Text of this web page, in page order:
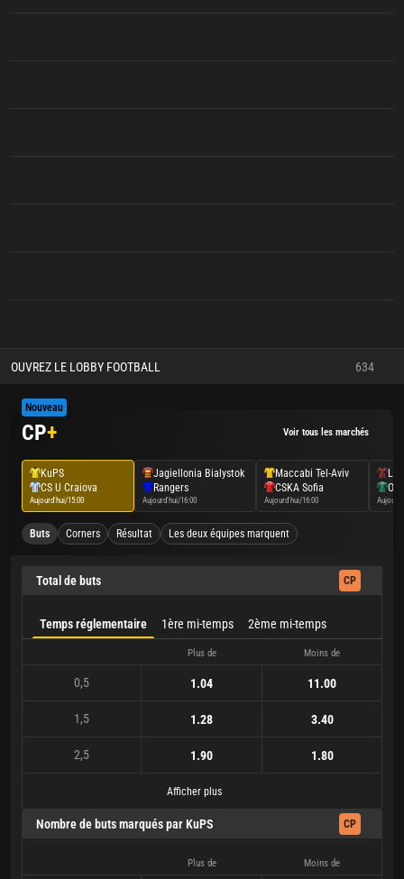
OUVREZ LE LOBBY FOOTBALL 634
Nouveau
CP+ Voir tous les marchés
KuPS
CS U Craiova
Aujourd'hui/15:00
Jagiellonia Bialystok
Rangers
Aujourd'hui/16:00
Maccabi Tel-Aviv
CSKA Sofia
Aujourd'hui/16:00
Buts Corners Résultat Les deux équipes marquent
Total de buts CP
Temps réglementaire 1ère mi-temps 2ème mi-temps
Plus de Moins de
0,5 1.04 11.00
1,5 1.28 3.40
2,5 1.90 1.80
Afficher plus
Nombre de buts marqués par KuPS CP
Plus de Moins de